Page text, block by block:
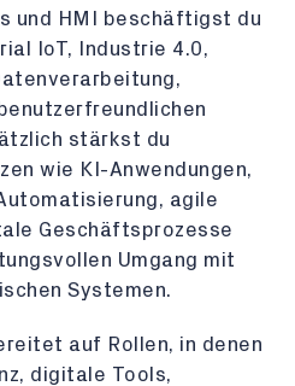
und HMI beschäftigst du
IoT, Industrie 4.0,
stärkst du
wie KI-Anwendungen,
agile
Geschäftsprozesse
Umgang mit
Systemen.
auf Rollen, in denen
digitale Tools,